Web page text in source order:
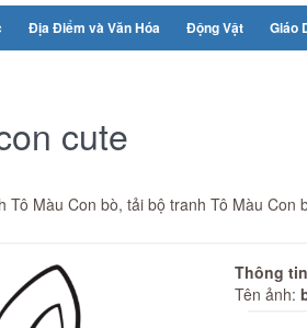
Địa Điểm và Văn Hóa Động Vật Giáo
cute
Tô Màu Con bò, tải bộ tranh Tô Màu
Thông tin
Tên ảnh: